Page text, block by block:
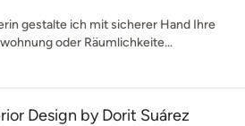
gestalte ich mit sicherer Hand Ihre
oder Räumlichkeite...
Design by Dorit Suárez